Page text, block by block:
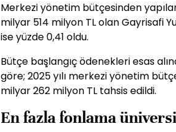
Merkezi yönetim bütçesinden
milyar 514 milyon TL olan Gayrisafi
ise yüzde 0,41 oldu.
Bütçe başlangıç ödenekleri esas
göre; 2025 yılı merkezi yönetim
milyar 262 milyon TL tahsis edildi.
En fazla fonlama